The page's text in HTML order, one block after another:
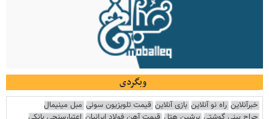
وبگردی
خبرآنلاین راه نو آنلاین بازی آنلاین قیمت تلویزیون سونی مبل مینیمال